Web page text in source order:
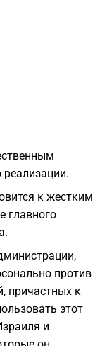
к жестким
главного
против
причастных к
этот
и